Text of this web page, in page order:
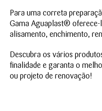
Para uma correta
Gama Aguaplast® oferece-
alisamento, enchimento,
Descubra os vários
finalidade e garanta o
ou projeto de renovação!